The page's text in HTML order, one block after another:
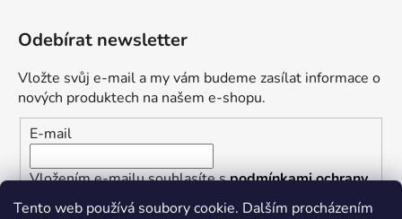
Tento web používá soubory cookie. Dalším procházením
Odebírat newsletter
Vložte svůj e-mail a my vám budeme zasílat informace o
nových produktech na našem e-shopu.
E-mail
Vložením e-mailu souhlasíte spodmínkami ochrany
osobních údajů